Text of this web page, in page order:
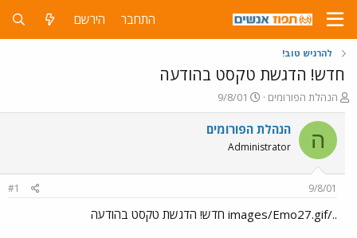
התחבר הירשם
להרגיש טוב!
חדש! הדגשת טקסט בהודעה
פ
ו
ת
ח
ה
ש
הנהלת הפורומים
פ
ו
ר
ם
ר
י
9/8/01
ה הנהלת הפורומים
Administrator
9/8/01
#1
../images/Emo27.gif חדש! הדגשת טקסט בהודעה